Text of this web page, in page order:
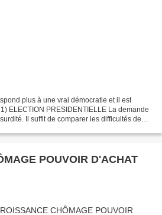
plus à une vrai démocratie et il est
ELECTION PRESIDENTIELLE La demande
Il suffit de comparer les difficultés de
POUVOIR D'ACHAT